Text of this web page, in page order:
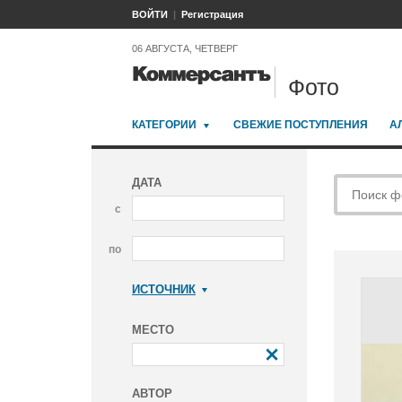
ВОЙТИ Регистрация
06 АВГУСТА, ЧЕТВЕРГ
Фото
КАТЕГОРИИ СВЕЖИЕ ПОСТУПЛЕНИЯ
ДАТА
с
по
ИСТОЧНИК
МЕСТО
АВТОР